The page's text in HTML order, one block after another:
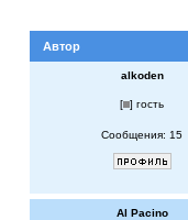
Автор
alkoden
[ ] гость
Сообщения: 15
Al Pacino